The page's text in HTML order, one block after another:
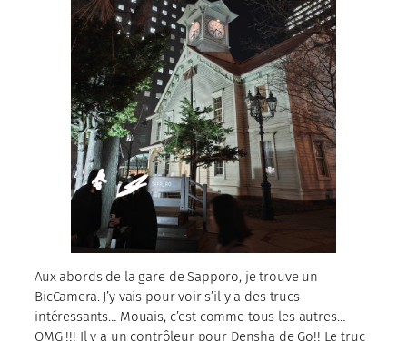
Aux abords de la gare de Sapporo, je trouve un
BicCamera. J’y vais pour voir s’il y a des trucs
intéressants… Mouais, c’est comme tous les autres…
OMG !!! Il y a un contrôleur pour Densha de Go!! Le truc